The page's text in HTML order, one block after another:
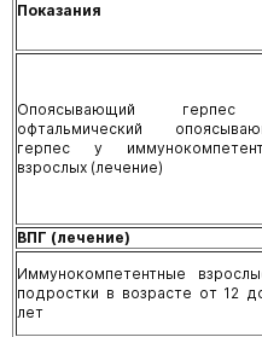
Показания
Опоясывающий
офтальмический
герпес у
взрослых (лечение)
ВПГ (лечение)
Иммунокомпетентные
подростки в возрасте от 12
лет